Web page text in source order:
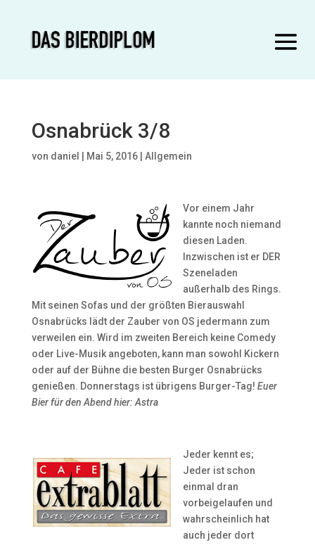
Osnabrück 3/8
von daniel Mai 5, 2016| Allgemein
Vor einem Jahr
kannte noch niemand
diesen Laden.
Inzwischen ist er DER
Szeneladen
außerhalb des Rings.
Mit seinen Sofas und der größten Bierauswahl
Osnabrücks lädt der Zauber von OS jedermann zum
verweilen ein. Wird im zweiten Bereich keine Comedy
oder Live-Musik angeboten, kann man sowohl Kickern
oder auf der Bühne die besten Burger Osnabrücks
genießen. Donnerstags ist übrigens Burger-Tag! Euer
Bier für den Abend hier: Astra
Jeder kennt es;
Jeder ist schon
einmal dran
vorbeigelaufen und
wahrscheinlich hat
auch jeder dort